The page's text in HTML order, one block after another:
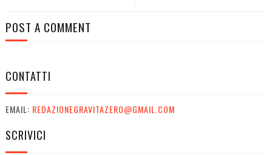
POST A COMMENT
CONTATTI
EMAIL: REDAZIONEGRAVITAZERO@GMAIL.COM
SCRIVICI